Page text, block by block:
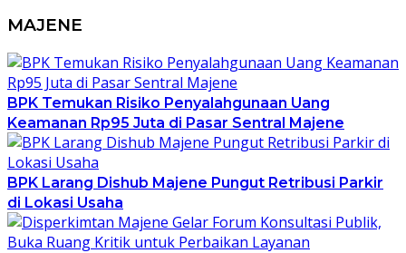
MAJENE
BPK Temukan Risiko Penyalahgunaan Uang
Keamanan Rp95 Juta di Pasar Sentral Majene
BPK Larang Dishub Majene Pungut Retribusi Parkir
di Lokasi Usaha